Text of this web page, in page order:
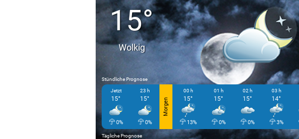
15°
Wolkig
Stündliche Prognose
Jetzt
15°
0%
23 h
15°
0%
Morgen
00 h
15°
13%
01 h
15°
0%
02 h
15°
0%
03 h
14°
3%
Tägliche Prognose